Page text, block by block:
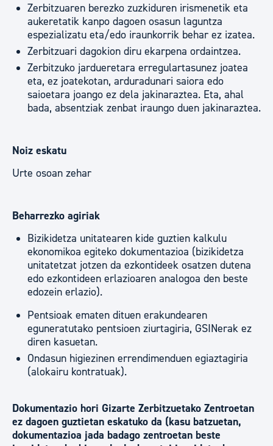
Zerbitzuaren berezko zuzkiduren irismenetik eta
aukeretatik kanpo dagoen osasun laguntza
espezializatu eta/edo iraunkorrik behar ez izatea.
Zerbitzuari dagokion diru ekarpena ordaintzea.
Zerbitzuko jardueretara erregulartasunez joatea
eta, ez joatekotan, arduradunari saiora edo
saioetara joango ez dela jakinaraztea. Eta, ahal
bada, absentziak zenbat iraungo duen jakinaraztea.
Noiz eskatu
Urte osoan zehar
Beharrezko agiriak
Bizikidetza unitatearen kide guztien kalkulu
ekonomikoa egiteko dokumentazioa (bizikidetza
unitatetzat jotzen da ezkontideek osatzen dutena
edo ezkontideen erlazioaren analogoa den beste
edozein erlazio).
Pentsioak ematen dituen erakundearen
eguneratutako pentsioen ziurtagiria, GSINerak ez
diren kasuetan.
Ondasun higiezinen errendimenduen egiaztagiria
(alokairu kontratuak).
Dokumentazio hori Gizarte Zerbitzuetako Zentroetan
ez dagoen guztietan eskatuko da (kasu batzuetan,
dokumentazioa jada badago zentroetan beste